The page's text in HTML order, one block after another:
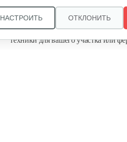
Звоните, и мы поможем подобрать
техники для вашего участка или
НАСТРОИТЬ ОТКЛОНИТЬ